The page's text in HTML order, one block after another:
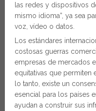
las redes y dispositivos
mismo idioma”, ya sea
voz, vídeo o datos.
Los estándares
costosas guerras
empresas de mercados
equitativas que permiten
lo tanto, existe un
esencial para los países
ayudan a construir sus